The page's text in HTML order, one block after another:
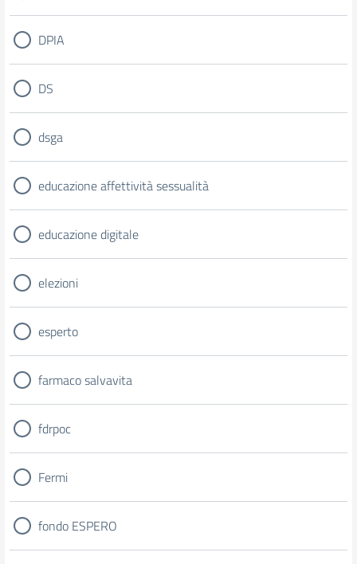
DPIA
DS
dsga
educazione affettività sessualità
educazione digitale
elezioni
esperto
farmaco salvavita
fdrpoc
Fermi
fondo ESPERO